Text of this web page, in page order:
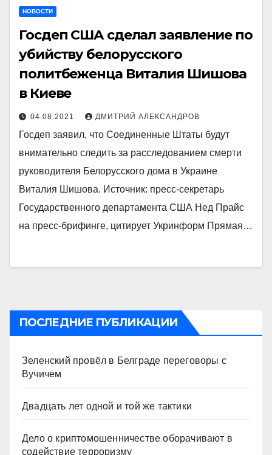
НОВОСТИ
Госдеп США сделал заявление по
убийству белорусского
политбеженца Виталия Шишова
в Киеве
04.08.2021 ДМИТРИЙ АЛЕКСАНДРОВ
Госдеп заявил, что Соединенные Штаты будут
внимательно следить за расследованием смерти
руководителя Белорусского дома в Украине
Виталия Шишова. Источник: пресс-секретарь
Государственного департамента США Нед Прайс
на пресс-брифинге, цитирует Укринформ Прямая…
ПОСЛЕДНИЕ ПУБЛИКАЦИИ
Зеленский провёл в Белграде переговоры с
Вучичем
Двадцать лет одной и той же тактики
Дело о криптомошенничестве оборачивают в
содействие терроризму